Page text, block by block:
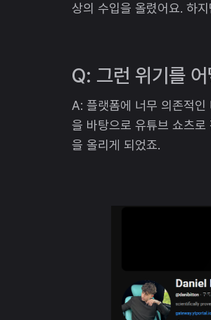
상의 수입을 올렸어요. 하
Q: 그런 위기를
A: 플랫폼에 너무 의존적인
을 바탕으로 유튜브 쇼츠
을 올리게 되었죠.